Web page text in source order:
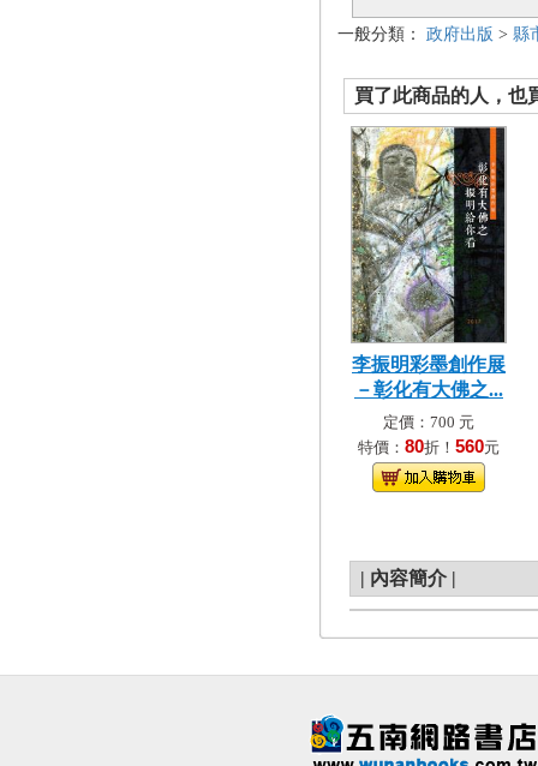
一般分類： 政府出版 > 縣
買了此商品的人，也
李振明彩墨創作展
－彰化有大佛之...
定價：700 元
特價： 80折！ 560元
| 內容簡介 |